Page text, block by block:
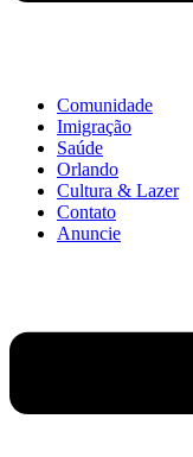
Comunidade
Imigração
Saúde
Orlando
Cultura & Lazer
Contato
Anuncie